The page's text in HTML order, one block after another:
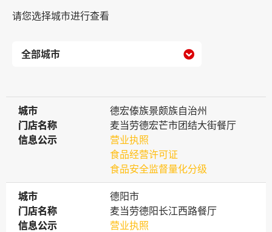
请您选择城市进行查看

城市
城市
德宏傣族景颇族自治州
门店名称
门店名称
麦当劳德宏芒市团结大街餐厅
信息公示
信息公示
营业执照
食品经营许可证
食品安全监督量化分级
城市
城市
德阳市
门店名称
门店名称
麦当劳德阳长江西路餐厅
信息公示
信息公示
营业执照